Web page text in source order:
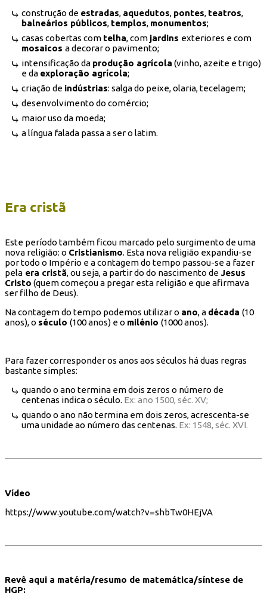
construção de estradas, aquedutos, pontes, teatros,
balneários públicos, templos, monumentos;
casas cobertas com telha, com jardins exteriores e com
mosaicos a decorar o pavimento;
intensificação da produção agrícola (vinho, azeite e trigo)
e da exploração agrícola;
criação de indústrias: salga do peixe, olaria, tecelagem;
desenvolvimento do comércio;
maior uso da moeda;
a língua falada passa a ser o latim.
Era cristã
Este período também ficou marcado pelo surgimento de uma
nova religião: o Cristianismo. Esta nova religião expandiu-se
por todo o Império e a contagem do tempo passou-se a fazer
pela era cristã, ou seja, a partir do do nascimento de Jesus
Cristo (quem começou a pregar esta religião e que afirmava
ser filho de Deus).
Na contagem do tempo podemos utilizar o ano, a década (10
anos), o século (100 anos) e o milénio (1000 anos).
Para fazer corresponder os anos aos séculos há duas regras
bastante simples:
quando o ano termina em dois zeros o número de
centenas indica o século. Ex: ano 1500, séc. XV;
quando o ano não termina em dois zeros, acrescenta-se
uma unidade ao número das centenas. Ex: 1548, séc. XVI.
Vídeo
https://www.youtube.com/watch?v=shbTw0HEjVA
Revê aqui a matéria/resumo de matemática/síntese de
HGP: